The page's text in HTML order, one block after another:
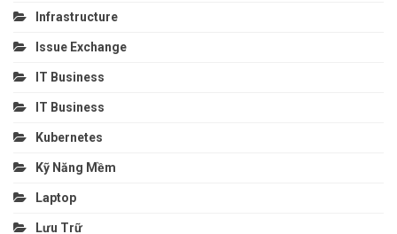
Infrastructure
Issue Exchange
IT Business
IT Business
Kubernetes
Kỹ Năng Mềm
Laptop
Lưu Trữ